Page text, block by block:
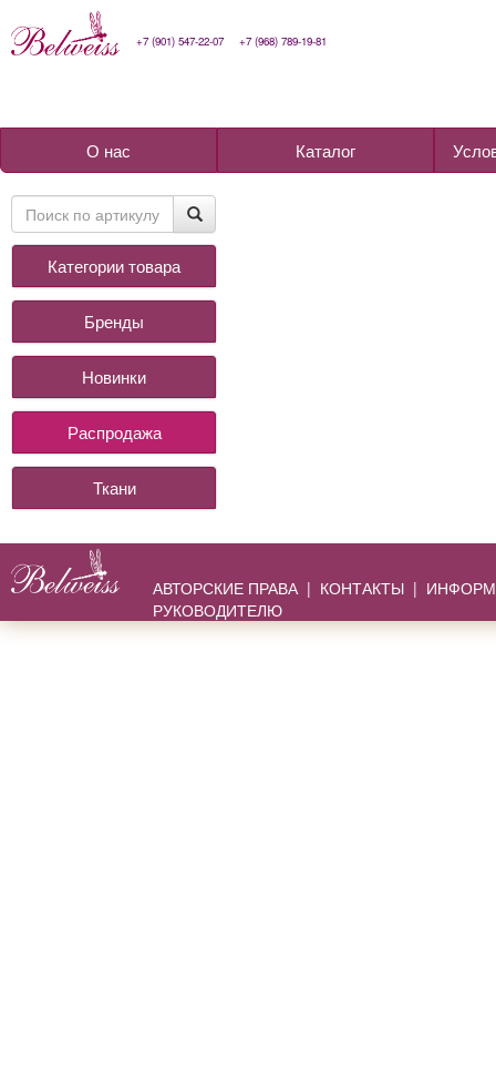
+7 (901) 547-22-07 +7 (968) 789-19-81
О нас Каталог
Категории товара
Бренды
Новинки
Распродажа
Ткани
АВТОРСКИЕ ПРАВА| КОНТАКТЫ |
РУКОВОДИТЕЛЮ